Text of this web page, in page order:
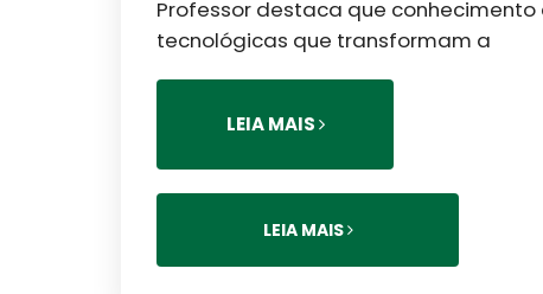
Professor destaca que
tecnológicas que transformam a
LEIA MAIS
LEIA MAIS